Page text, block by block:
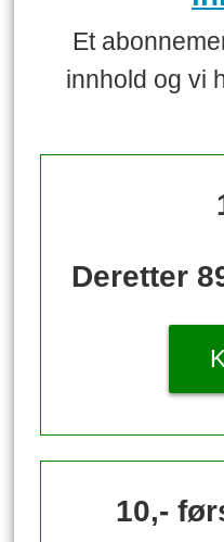
Et
innhold og vi
Deretter
10,-